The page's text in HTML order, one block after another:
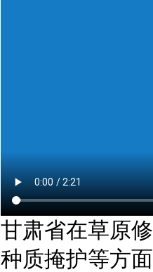
甘肃省在草原
种质掩护等方